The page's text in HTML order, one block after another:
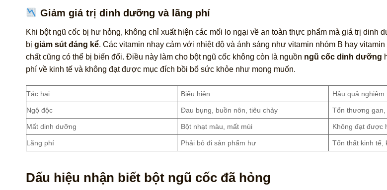
Giảm giá trị dinh dưỡng và lãng phí
Khi bột ngũ cốc bị hư hỏng, không chỉ xuất hiện các mối lo ngại về an toàn thực phẩm mà giá trị dinh
bị giảm sút đáng kể. Các vitamin nhạy cảm với nhiệt độ và ánh sáng như vitamin nhóm B hay
chất cũng có thể bị biến đổi. Điều này làm cho bột ngũ cốc không còn là nguồn ngũ cốc dinh dưỡng
phí về kinh tế và không đạt được mục đích bồi bổ sức khỏe như mong muốn.
Tác hại Biểu hiện Hậu quả nghiêm
Ngộ độc Đau bụng, buồn nôn, tiêu chảy Tổn thương
Mất dinh dưỡng Bột nhạt màu, mất mùi Không đạt được
Lãng phí Phải bỏ đi sản phẩm hư Tổn thất kinh tế,
Dấu hiệu nhận biết bột ngũ cốc đã hỏng